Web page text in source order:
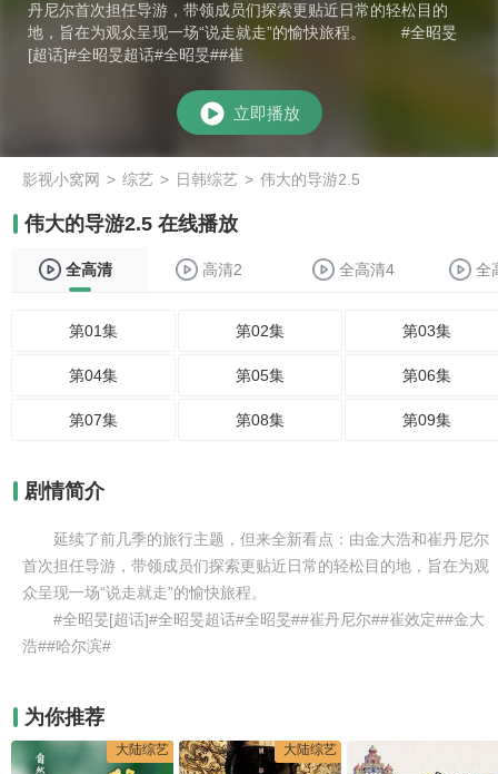
丹尼尔首次担任导游，带领成员们探索更贴近日常的轻松目的
地，旨在为观众呈现一场“说走就走”的愉快旅程。 #全昭旻
[超话]#全昭旻超话#全昭旻##崔
立即播放
影视小窝网 > 综艺 > 日韩综艺 > 伟大的导游2.5
伟大的导游2.5 在线播放
全高清 高清2 全高清4 全
第01集 第02集 第03集
第04集 第05集 第06集
第07集 第08集 第09集
剧情简介
延续了前几季的旅行主题，但来全新看点：由金大浩和崔丹尼尔
首次担任导游，带领成员们探索更贴近日常的轻松目的地，旨在为观
众呈现一场“说走就走”的愉快旅程。
#全昭旻[超话]#全昭旻超话#全昭旻##崔丹尼尔##崔效定##金大
浩##哈尔滨#
为你推荐
大陆综艺 大陆综艺